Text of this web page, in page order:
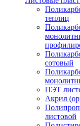
теплиц
сотовый
ПЭТ
Акрил
листовой